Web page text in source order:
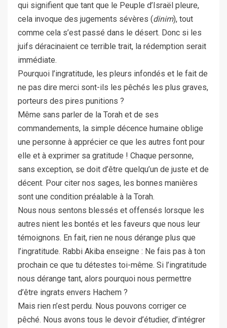
qui signifient que tant que le Peuple d’Israël pleure,
cela invoque des jugements sévères (dinim), tout
comme cela s’est passé dans le désert. Donc si les
juifs déracinaient ce terrible trait, la rédemption serait
immédiate.
Pourquoi l’ingratitude, les pleurs infondés et le fait de
ne pas dire merci sont-ils les pêchés les plus graves,
porteurs des pires punitions ?
Même sans parler de la Torah et de ses
commandements, la simple décence humaine oblige
une personne à apprécier ce que les autres font pour
elle et à exprimer sa gratitude ! Chaque personne,
sans exception, se doit d’être quelqu’un de juste et de
décent. Pour citer nos sages, les bonnes manières
sont une condition préalable à la Torah.
Nous nous sentons blessés et offensés lorsque les
autres nient les bontés et les faveurs que nous leur
témoignons. En fait, rien ne nous dérange plus que
l’ingratitude. Rabbi Akiba enseigne : Ne fais pas à ton
prochain ce que tu détestes toi-même. Si l’ingratitude
nous dérange tant, alors pourquoi nous permettre
d’être ingrats envers Hachem ?
Mais rien n’est perdu. Nous pouvons corriger ce
pêché. Nous avons tous le devoir d’étudier, d’intégrer